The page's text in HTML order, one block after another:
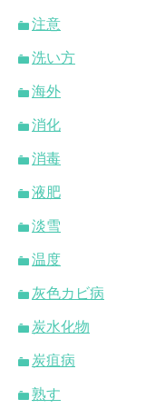
注意
洗い方
海外
消化
消毒
液肥
淡雪
温度
灰色カビ病
炭水化物
炭疽病
熟す